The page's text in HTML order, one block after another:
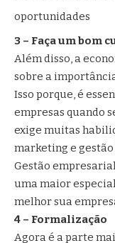
oportunidades
3 – Faça um bom
Além disso, a
sobre a
Isso porque, é
empresas quando
exige muitas
marketing e gestão
Gestão
uma maior
melhor sua
4 – Formalização
Agora é a parte